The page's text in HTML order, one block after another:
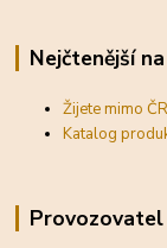
Nejčtenější
Žijete mimo
Katalog
Provozovatel